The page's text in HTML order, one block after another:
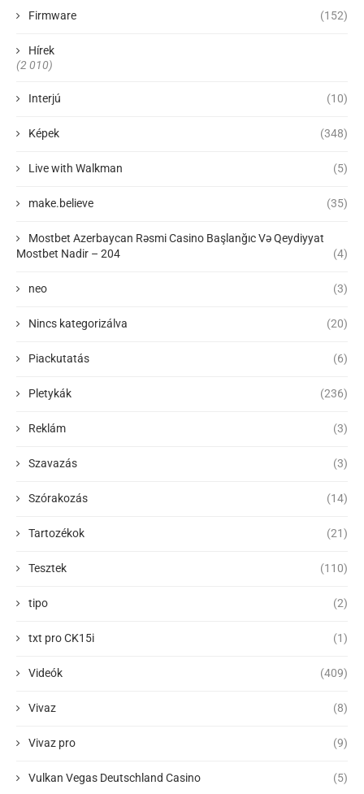
Firmware (152)
Hírek
(2 010)
Interjú (10)
Képek (348)
Live with Walkman (5)
make.believe (35)
Mostbet Azerbaycan Rəsmi Casino Başlanğıc Və Qeydiyyat
Mostbet Nadir – 204
(4)
neo (3)
Nincs kategorizálva (20)
Piackutatás (6)
Pletykák (236)
Reklám (3)
Szavazás (3)
Szórakozás (14)
Tartozékok (21)
Tesztek (110)
tipo (2)
txt pro CK15i (1)
Videók (409)
Vivaz (8)
Vivaz pro (9)
Vulkan Vegas Deutschland Casino (5)